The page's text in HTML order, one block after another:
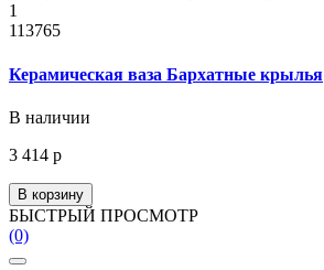
1
113765
Керамическая ваза Бархатные крылья
В наличии
3 414 р
В корзину
БЫСТРЫЙ ПРОСМОТР
(0)